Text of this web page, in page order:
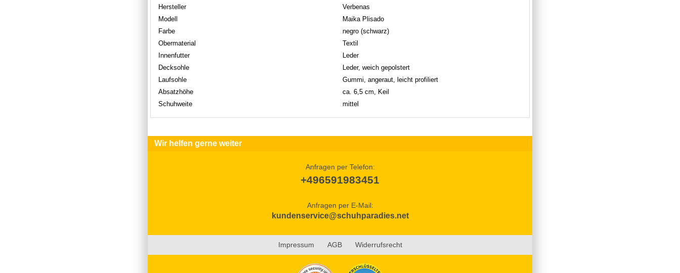
Hersteller
Verbenas
Modell
Maika Plisado
Farbe
negro (schwarz)
Obermaterial
Textil
Innenfutter
Leder
Decksohle
Leder, weich gepolstert
Laufsohle
Gummi, angeraut, leicht profiliert
Absatzhöhe
ca. 6,5 cm, Keil
Schuhweite
mittel
Wir helfen gerne weiter
Anfragen per Telefon:
+496591983451
Anfragen per E-Mail:
kundenservice@schuhparadies.net
Impressum AGB Widerrufsrecht